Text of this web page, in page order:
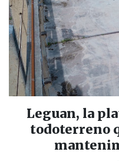
Leguan, la
todoterreno